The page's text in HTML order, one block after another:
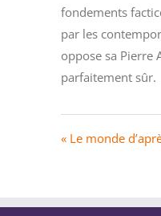
fondements
par les
oppose sa Pierre
parfaitement sûr.
« Le monde